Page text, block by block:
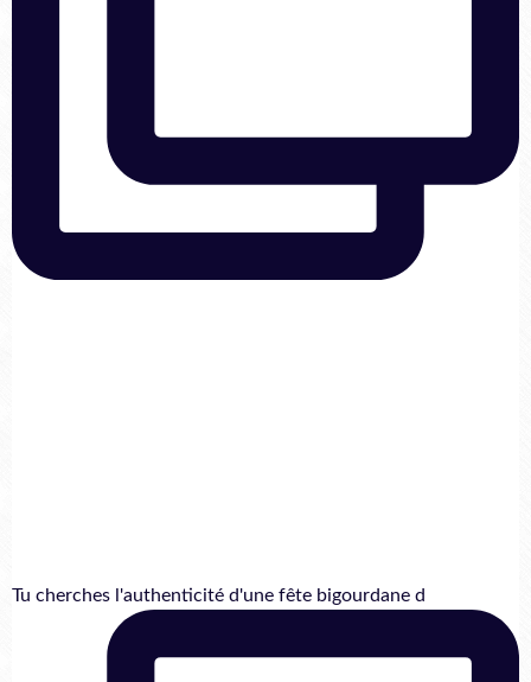
Tu cherches l'authenticité d'une fête bigourdane d